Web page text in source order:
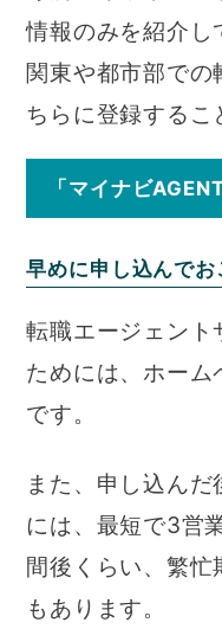
情報のみを紹介し
関東や都市部での
ちらに登録するこ
「マイナビ
早めに申し込んでお
転職エージェント
ためには、ホーム
です。
また、申し込ん
には、最短で3営
間後くらい、繁忙
もあります。